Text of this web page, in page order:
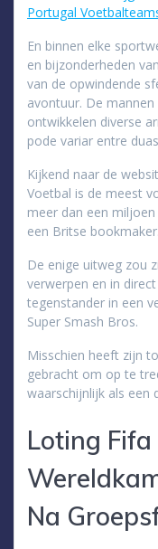
Portugal
En binnen elke
en bijzonderheden
van de opwindende
avontuur. De
ontwikkelen diverse
pode variar entre
Kijkend naar de
Voetbal is de meest
meer dan een
een Britse bookmaker.
De enige uitweg zou
verwerpen en in
tegenstander in een
Super Smash Bros.
Misschien heeft zijn
gebracht om op te
waarschijnlijk als een
Loting Fifa
Na